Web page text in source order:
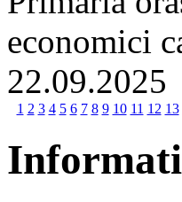
economici
1 2 3 4 5 6 7 8 9 10 11 12 13